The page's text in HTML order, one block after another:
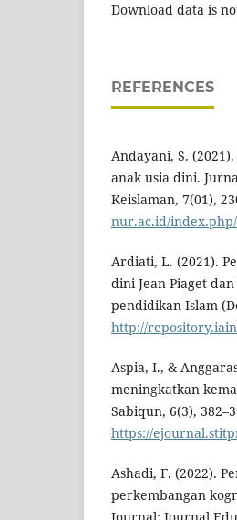
Download data is
REFERENCES
Andayani, S.
anak usia dini.
Keislaman, 7(01),
nur.ac.id/
Ardiati, L. (2021).
dini Jean Piaget
pendidikan Islam
http://
Aspia, I., &
meningkatkan
Sabiqun, 6(3),
https://
Ashadi, F. (2022).
perkembangan